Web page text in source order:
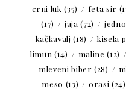
crni luk (35) feta sir
(17)
jaja (72)
kačkavalj (18) kisela
limun (14) maline (12)
mleveni biber (28)
meso (13) orasi (24)